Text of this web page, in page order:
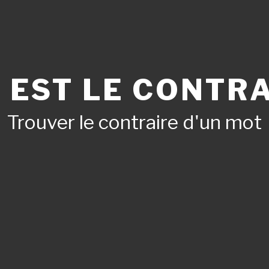
EST LE
Trouver le contraire d'un mot